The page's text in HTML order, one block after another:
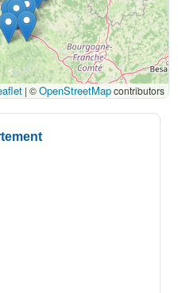
| ©OpenStreetMapcontributors